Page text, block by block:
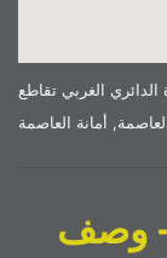
الدائري الغربي تقاطع
أمانة العاصمة
- وصف